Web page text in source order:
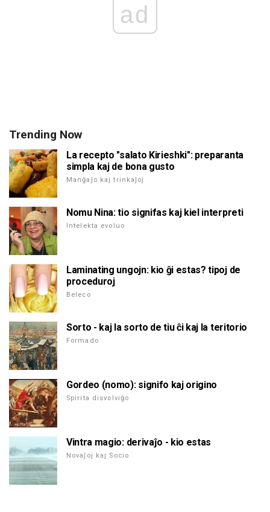
ad
Trending Now
La recepto "salato Kirieshki": preparanta
simpla kaj de bona gusto
Manĝaĵo kaj trinkaĵoj
Nomu Nina: tio signifas kaj kiel interpreti
Intelekta evoluo
Laminating ungojn: kio ĝi estas? tipoj de
proceduroj
Beleco
Sorto - kaj la sorto de tiu ĉi kaj la teritorio
Formado
Gordeo (nomo): signifo kaj origino
Spirita disvolviĝo
Vintra magio: derivaĵo - kio estas
Novaĵoj kaj Socio